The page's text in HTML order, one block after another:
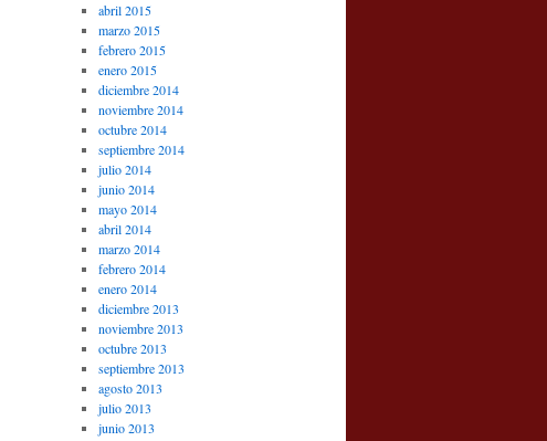
abril 2015
marzo 2015
febrero 2015
enero 2015
diciembre 2014
noviembre 2014
octubre 2014
septiembre 2014
julio 2014
junio 2014
mayo 2014
abril 2014
marzo 2014
febrero 2014
enero 2014
diciembre 2013
noviembre 2013
octubre 2013
septiembre 2013
agosto 2013
julio 2013
junio 2013